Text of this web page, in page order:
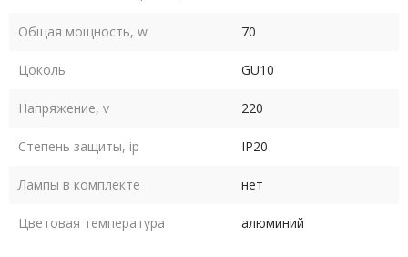
Общая мощность, w 70
Цоколь GU10
Напряжение, v 220
Степень защиты, ip IP20
Лампы в комплекте нет
Цветовая температура алюминий